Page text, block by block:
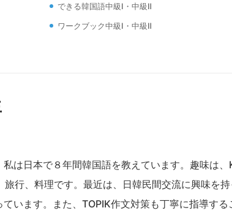
できる韓国語中級Ⅰ・中級Ⅱ
ワークブック中級Ⅰ・中級Ⅱ
は日本で８年間韓国語を教えています。趣味は、
旅行、料理です。最近は、日韓民間交流に興味を
います。また、TOPIK作文対策も丁寧に指導する